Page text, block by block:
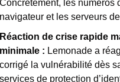
Concrètement, les numéros
navigateur et les serveurs
Réaction de crise rapide
minimale : Lemonade a
corrigé la vulnérabilité dès
services de protection